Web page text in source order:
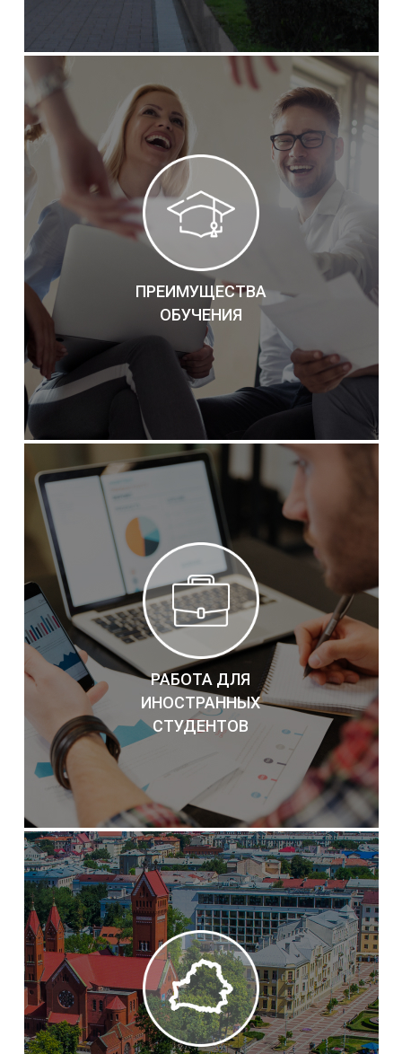
ПРЕИМУЩЕСТВА
ОБУЧЕНИЯ
РАБОТА ДЛЯ
ИНОСТРАННЫХ
СТУДЕНТОВ